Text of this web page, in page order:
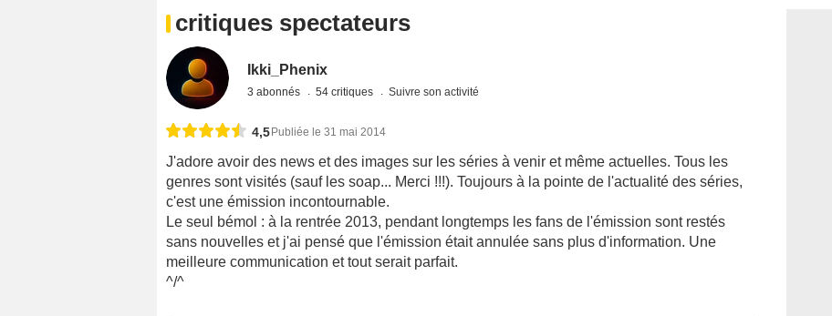
critiques spectateurs
Ikki_Phenix
3 abonnés 54 critiques Suivre son activité
4,5 Publiée le 31 mai 2014
J'adore avoir des news et des images sur les séries à venir et même actuelles. Tous les
genres sont visités (sauf les soap... Merci !!!). Toujours à la pointe de l'actualité des séries,
c'est une émission incontournable.
Le seul bémol : à la rentrée 2013, pendant longtemps les fans de l'émission sont restés
sans nouvelles et j'ai pensé que l'émission était annulée sans plus d'information. Une
meilleure communication et tout serait parfait.
^/^